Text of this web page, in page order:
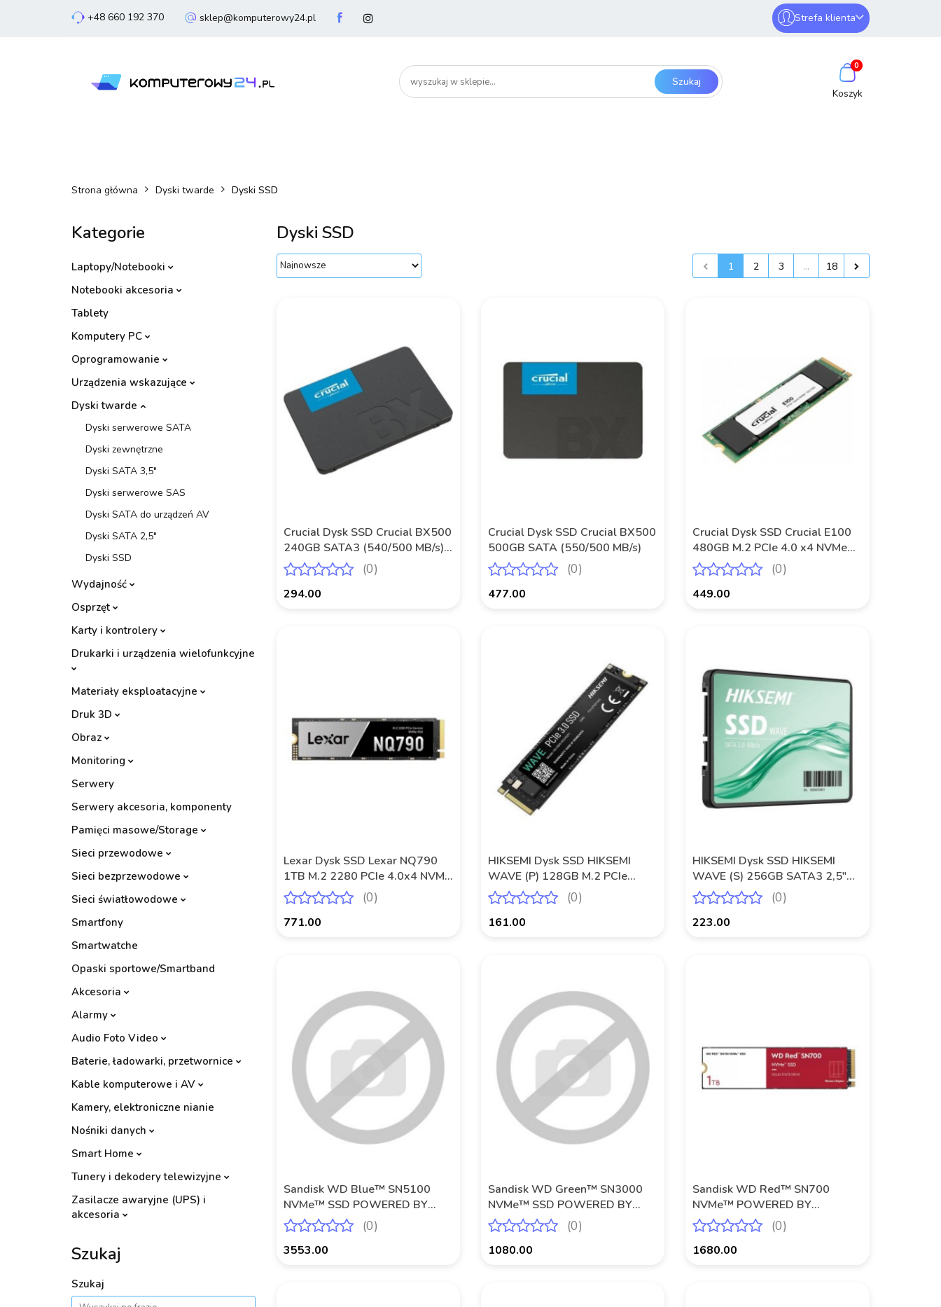
sklep@komputerowy24.pl
+48 660 192 370 Strefa klienta
Zaloguj się
Zarejestruj się
Dodaj zgłoszenie
0
Laptopy Komputery
Smartfony Bezpieczeństwo
Strona główna Dyski twarde Dyski SSD
Kategorie
Laptopy/Notebooki
Notebooki akcesoria
Tablety
Komputery PC
Oprogramowanie
Urządzenia wskazujące
Dyski twarde
Dyski serwerowe SATA
Dyski zewnętrzne
Dyski SATA 3,5"
Dyski serwerowe SAS
Dyski SATA do urządzeń AV
Dyski SATA 2,5"
Dyski SSD
Wydajność
Osprzęt
Karty i kontrolery
Drukarki i urządzenia wielofunkcyjne
Materiały eksploatacyjne
Druk 3D
Obraz
Monitoring
Serwery
Serwery akcesoria, komponenty
Pamięci masowe/Storage
Sieci przewodowe
Sieci bezprzewodowe
Sieci światłowodowe
Smartfony
Smartwatche
Opaski sportowe/Smartband
Akcesoria
Alarmy
Audio Foto Video
Baterie, ładowarki, przetwornice
Kable komputerowe i AV
Kamery, elektroniczne nianie
Nośniki danych
Smart Home
Tunery i dekodery telewizyjne
Zasilacze awaryjne (UPS) i
akcesoria
Szukaj
Szukaj
Dyski SSD
1 2 3 ... 18
Crucial Dysk SSD Crucial BX500
240GB SATA3 (540/500 MB/s)
3D NAND 7mm (0)
294.00
Crucial Dysk SSD Crucial BX500
500GB SATA (550/500 MB/s)
(0)
477.00
Crucial Dysk SSD Crucial E100
480GB M.2 PCIe 4.0 x4 NVMe
2280 (4700/2500MB/s)
(0)
449.00
Lexar Dysk SSD Lexar NQ790
1TB M.2 2280 PCIe 4.0x4 NVMe
(7000/6000 MB/s)
(0)
771.00
HIKSEMI Dysk SSD HIKSEMI
WAVE (P) 128GB M.2 PCIe
NVMe Gen3x4 2280 (1200/950
MB/s) 3D NAND
(0)
161.00
HIKSEMI Dysk SSD HIKSEMI
WAVE (S) 256GB SATA3 2,5"
(530/400 MB/s) 3D NAND
(0)
223.00
Produkt niedostępny
Sandisk WD Blue™ SN5100
NVMe™ SSD POWERED BY
SANDISK 4 TB (0)
3553.00
Produkt niedostępny
Sandisk WD Green™ SN3000
NVMe™ SSD POWERED BY
SANDISK 2 TB (0)
1080.00
Sandisk WD Red™ SN700
NVMe™ POWERED BY
SANDISK 1 TB (0)
1680.00